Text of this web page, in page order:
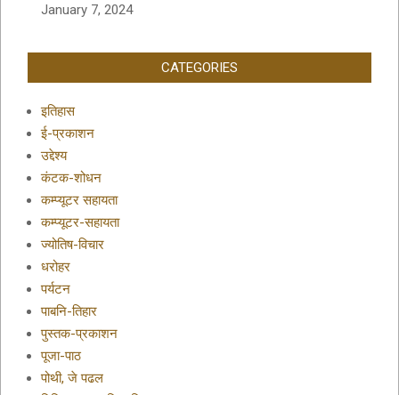
January 7, 2024
CATEGORIES
इतिहास
ई-प्रकाशन
उद्देश्य
कंटक-शोधन
कम्प्यूटर सहायता
कम्प्यूटर-सहायता
ज्योतिष-विचार
धरोहर
पर्यटन
पाबनि-तिहार
पुस्तक-प्रकाशन
पूजा-पाठ
पोथी, जे पढल